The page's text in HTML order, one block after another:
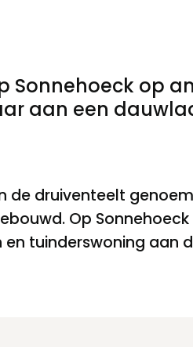
Sonnehoeck op
aan een
druiventeelt
Op
tuinderswoning aan